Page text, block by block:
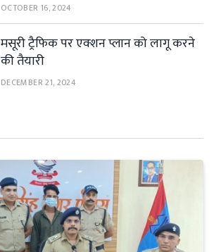
OCTOBER 16, 2024
मसूरी ट्रैफिक पर एक्शन प्लान को लागू करने
की तैयारी
DECEMBER 21, 2024